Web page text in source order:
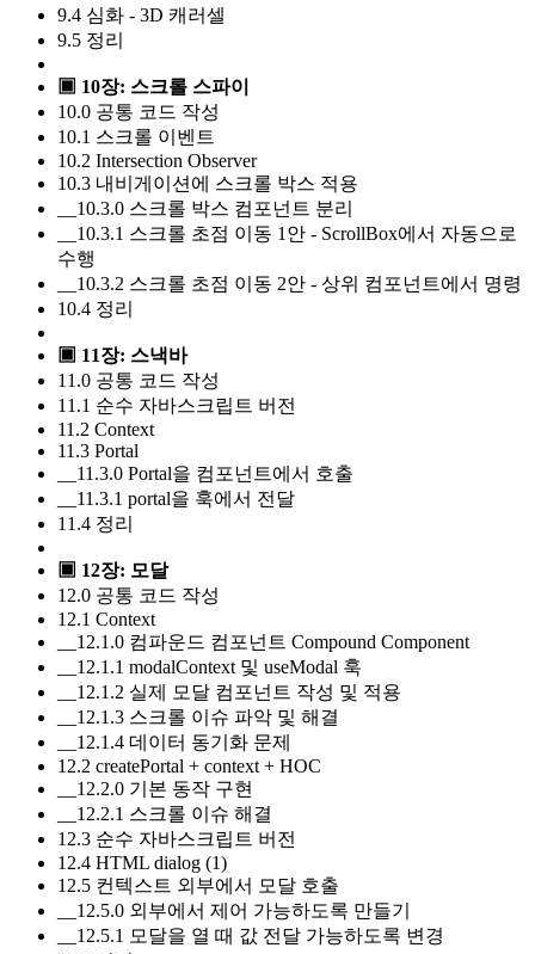
9.4 심화 - 3D 캐러셀
9.5 정리
▣ 10장: 스크롤 스파이
10.0 공통 코드 작성
10.1 스크롤 이벤트
10.2 Intersection Observer
10.3 내비게이션에 스크롤 박스 적용
__10.3.0 스크롤 박스 컴포넌트 분리
__10.3.1 스크롤 초점 이동 1안 - ScrollBox에서 자동으로
수행
__10.3.2 스크롤 초점 이동 2안 - 상위 컴포넌트에서 명령
10.4 정리
▣ 11장: 스낵바
11.0 공통 코드 작성
11.1 순수 자바스크립트 버전
11.2 Context
11.3 Portal
__11.3.0 Portal을 컴포넌트에서 호출
__11.3.1 portal을 훅에서 전달
11.4 정리
▣ 12장: 모달
12.0 공통 코드 작성
12.1 Context
__12.1.0 컴파운드 컴포넌트 Compound Component
__12.1.1 modalContext 및 useModal 훅
__12.1.2 실제 모달 컴포넌트 작성 및 적용
__12.1.3 스크롤 이슈 파악 및 해결
__12.1.4 데이터 동기화 문제
12.2 createPortal + context + HOC
__12.2.0 기본 동작 구현
__12.2.1 스크롤 이슈 해결
12.3 순수 자바스크립트 버전
12.4 HTML dialog (1)
12.5 컨텍스트 외부에서 모달 호출
__12.5.0 외부에서 제어 가능하도록 만들기
__12.5.1 모달을 열 때 값 전달 가능하도록 변경